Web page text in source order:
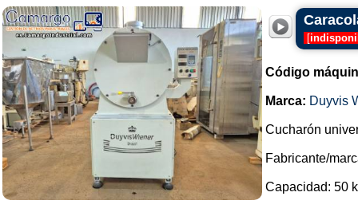
[
Código
Marca: Duyvis
Cucharón
Fabricante/
Capacidad: 50